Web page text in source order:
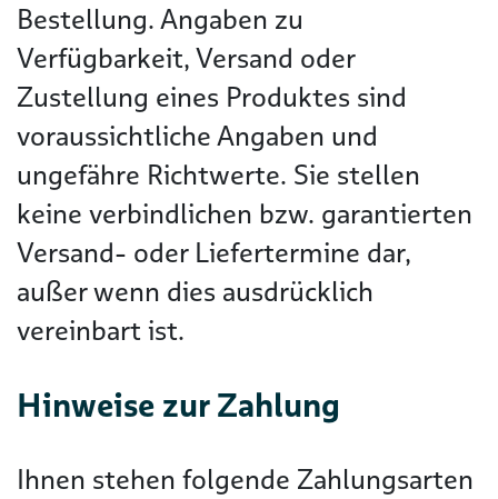
Bestellung. Angaben zu
Verfügbarkeit, Versand oder
Zustellung eines Produktes sind
voraussichtliche Angaben und
ungefähre Richtwerte. Sie stellen
keine verbindlichen bzw. garantierten
Versand- oder Liefertermine dar,
außer wenn dies ausdrücklich
vereinbart ist.
Hinweise zur Zahlung
Ihnen stehen folgende Zahlungsarten